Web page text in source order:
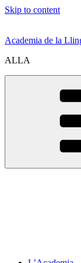
Skip to content
Academia de la
ALLA